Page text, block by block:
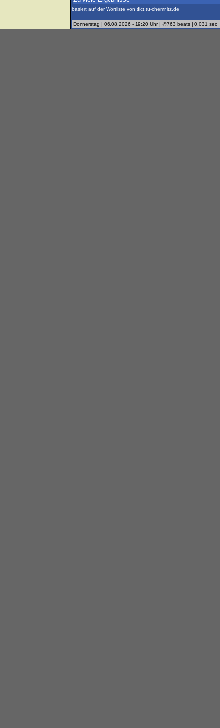
basiert auf der Wortliste von dict.tu-chemnitz.de
Donnerstag | 06.08.2026 - 19:20 Uhr | @763 beats | 0.031 sec